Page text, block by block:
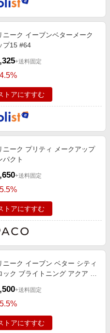
ニーク イーブンベターメーク
プ15 #64
+送料固定
4.5%
トアにすすむ
ニーク プリティ メークアップ
パクト
+送料固定
5.5%
トアにすすむ
ニーク イーブン ベター シティ
ック ブライトニング アクア ジ
+送料固定
5.5%
トアにすすむ